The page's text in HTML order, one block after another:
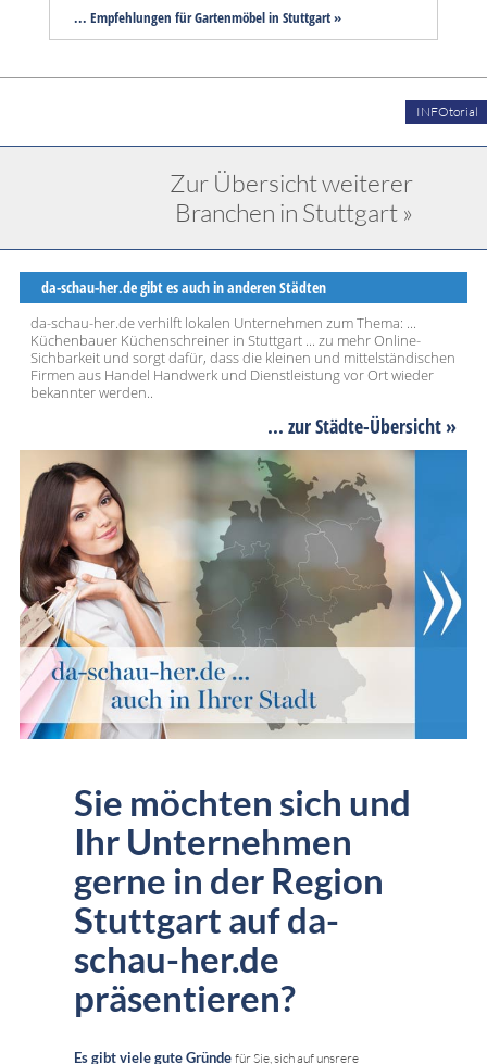
... Empfehlungen für Gartenmöbel in Stuttgart »
INFOtorial
Zur Übersicht weiterer
Branchen in Stuttgart »
da-schau-her.de gibt es auch in anderen Städten
da-schau-her.de verhilft lokalen Unternehmen zum Thema: ...
Küchenbauer Küchenschreiner in Stuttgart ... zu mehr Online-
Sichbarkeit und sorgt dafür, dass die kleinen und mittelständischen
Firmen aus Handel Handwerk und Dienstleistung vor Ort wieder
bekannter werden..
... zur Städte-Übersicht »
Sie möchten sich und
Ihr Unternehmen
gerne in der Region
Stuttgart auf da-
schau-her.de
präsentieren?
Es gibt viele gute Gründe für Sie, sich auf unsrere